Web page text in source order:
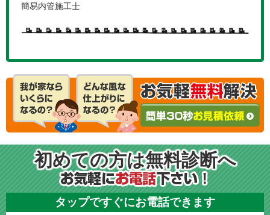
簡易内管施工士
初めての方は無料診断へ
タップですぐにお電話できます